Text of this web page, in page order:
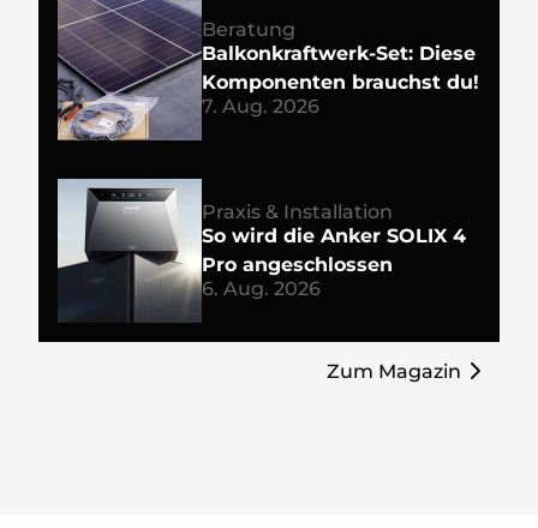
Beratung
Balkonkraftwerk-Set: Diese
Komponenten brauchst du!
7. Aug. 2026
Praxis & Installation
So wird die Anker SOLIX 4
Pro angeschlossen
6. Aug. 2026
Zum Magazin